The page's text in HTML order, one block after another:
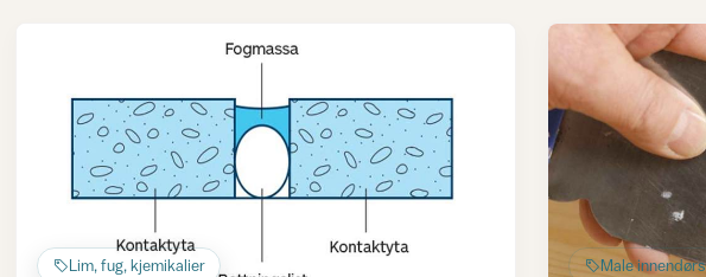
Lim, fug, kjemikalier Male innendørs